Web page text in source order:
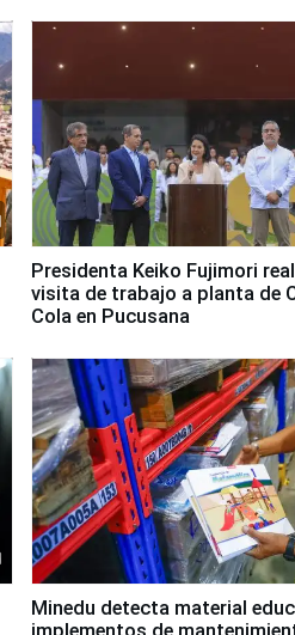
Presidenta Keiko Fujimori
visita de trabajo a planta de
Cola en Pucusana
Minedu detecta material